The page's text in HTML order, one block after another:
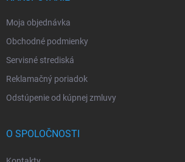
Moja objednávka
Obchodné podmienky
Servisné strediská
Reklamačný poriadok
Odstúpenie od kúpnej zmluvy
O SPOLOČNOSTI